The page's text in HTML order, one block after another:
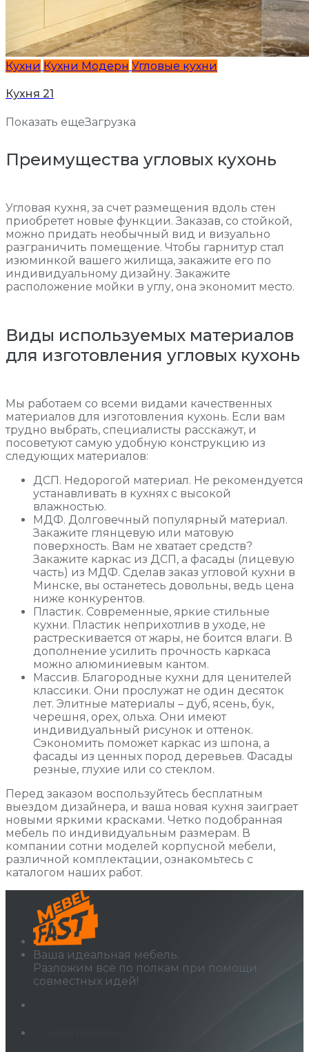
Кухни Кухни Модерн Угловые кухни
Кухня 21
Показать ещеЗагрузка
Преимущества угловых кухонь
Угловая кухня, за счет размещения вдоль стен
приобретет новые функции. Заказав, со стойкой,
можно придать необычный вид и визуально
разграничить помещение. Чтобы гарнитур стал
изюминкой вашего жилища, закажите его по
индивидуальному дизайну. Закажите
расположение мойки в углу, она экономит место.
Виды используемых материалов
для изготовления угловых кухонь
Мы работаем со всеми видами качественных
материалов для изготовления кухонь. Если вам
трудно выбрать, специалисты расскажут, и
посоветуют самую удобную конструкцию из
следующих материалов:
ДСП. Недорогой материал. Не рекомендуется
устанавливать в кухнях с высокой
влажностью.
МДФ. Долговечный популярный материал.
Закажите глянцевую или матовую
поверхность. Вам не хватает средств?
Закажите каркас из ДСП, а фасады (лицевую
часть) из МДФ. Сделав заказ угловой кухни в
Минске, вы останетесь довольны, ведь цена
ниже конкурентов.
Пластик. Современные, яркие стильные
кухни. Пластик неприхотлив в уходе, не
растрескивается от жары, не боится влаги. В
дополнение усилить прочность каркаса
можно алюминиевым кантом.
Массив. Благородные кухни для ценителей
классики. Они прослужат не один десяток
лет. Элитные материалы – дуб, ясень, бук,
черешня, орех, ольха. Они имеют
индивидуальный рисунок и оттенок.
Сэкономить поможет каркас из шпона, а
фасады из ценных пород деревьев. Фасады
резные, глухие или со стеклом.
Перед заказом воспользуйтесь бесплатным
выездом дизайнера, и ваша новая кухня заиграет
новыми яркими красками. Четко подобранная
мебель по индивидуальным размерам. В
компании сотни моделей корпусной мебели,
различной комплектации, ознакомьтесь с
каталогом наших работ.
Ваша идеальная мебель.
Разложим всё по полкам при помощи
совместных идей!